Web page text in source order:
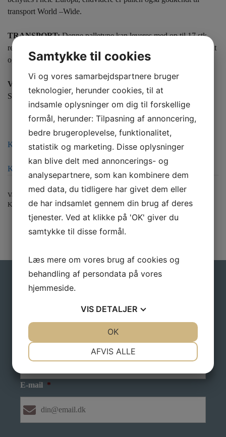
transport World –Wide.
TRANSPORT:Denne palletype kan leveres med op til 17 stk.
retvendt eller 27 stk. flettet pr palleplads på lastbilen – tænk grønt
og økonomisk.
VEDR. TRANSPORT:
17 stk. pr. palleplads .Full-load 561
STK.
Kontakt os for tilbud ved større ordrer
Klik her for bestilling
Varenummer (SKU):
EUR NY m TK [VE]
Kategori:Ukategoriseret
Gå ikke glip af gode tilbud
Tilmeld dig vores nyhedsbrev, hvis du vil have
nyheder og gode tilbud direkte i din indbakke.
Navn *
E-mail *
Samtykke til cookies
Vi og vores samarbejdspartnere bruger
teknologier, herunder cookies, til at
indsamle oplysninger om dig til forskellige
formål, herunder: Tilpasning af annoncering,
bedre brugeroplevelse, funktionalitet,
statistik og marketing. Disse oplysninger
kan blive delt med annoncerings- og
analysepartnere, som kan kombinere dem
med data, du tidligere har givet dem eller
de har indsamlet gennem din brug af deres
tjenester. Ved at klikke på 'OK' giver du
samtykke til disse formål.
Læs mere om vores brug af cookies og
behandling af persondata på vores
hjemmeside.
VIS DETALJER
AFVIS ALLE
OK